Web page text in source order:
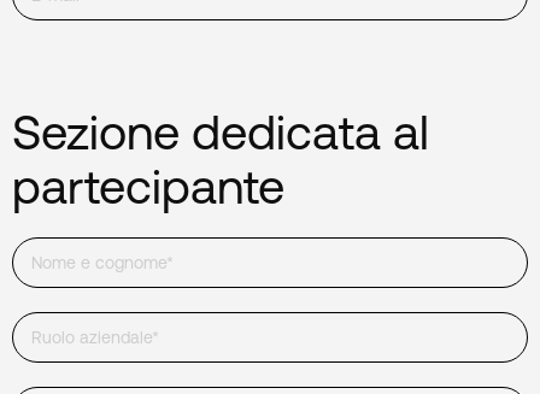
Sezione dedicata al
partecipante